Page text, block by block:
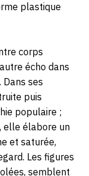
plastique
corps
écho dans
ses
puis
populaire ;
elle élabore un
et saturée,
Les figures
semblent